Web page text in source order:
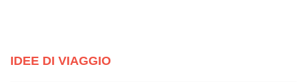
IDEE DI VIAGGIO